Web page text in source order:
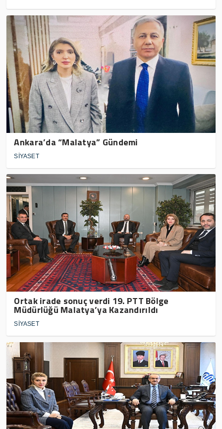
Ankara’da “Malatya” Gündemi
SİYASET
Ortak irade sonuç verdi 19. PTT Bölge
Müdürlüğü Malatya’ya Kazandırıldı
SİYASET